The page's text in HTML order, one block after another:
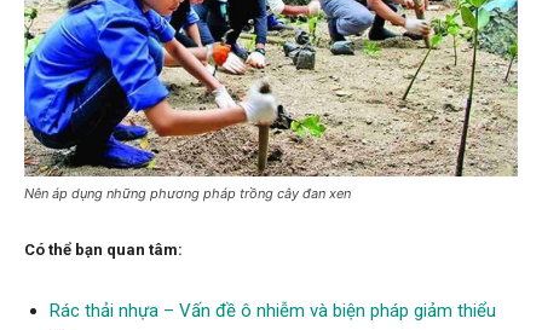
Nên áp dụng những phương pháp trồng cây đan xen
Có thể bạn quan tâm:
Rác thải nhựa – Vấn đề ô nhiễm và biện pháp giảm thiểu